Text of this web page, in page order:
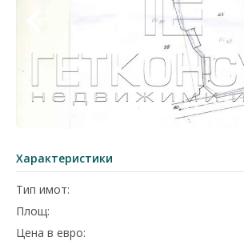
Характеристики
Тип имот:
Площ:
Цена в евро: